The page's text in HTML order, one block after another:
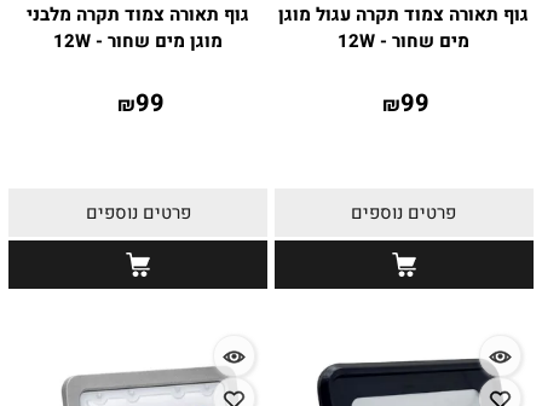
גוף תאורה צמוד תקרה עגול מוגן
מים שחור - 12W
₪99
פרטים נוספים
גוף תאורה צמוד תקרה מלבני
מוגן מים שחור - 12W
₪99
פרטים נוספים